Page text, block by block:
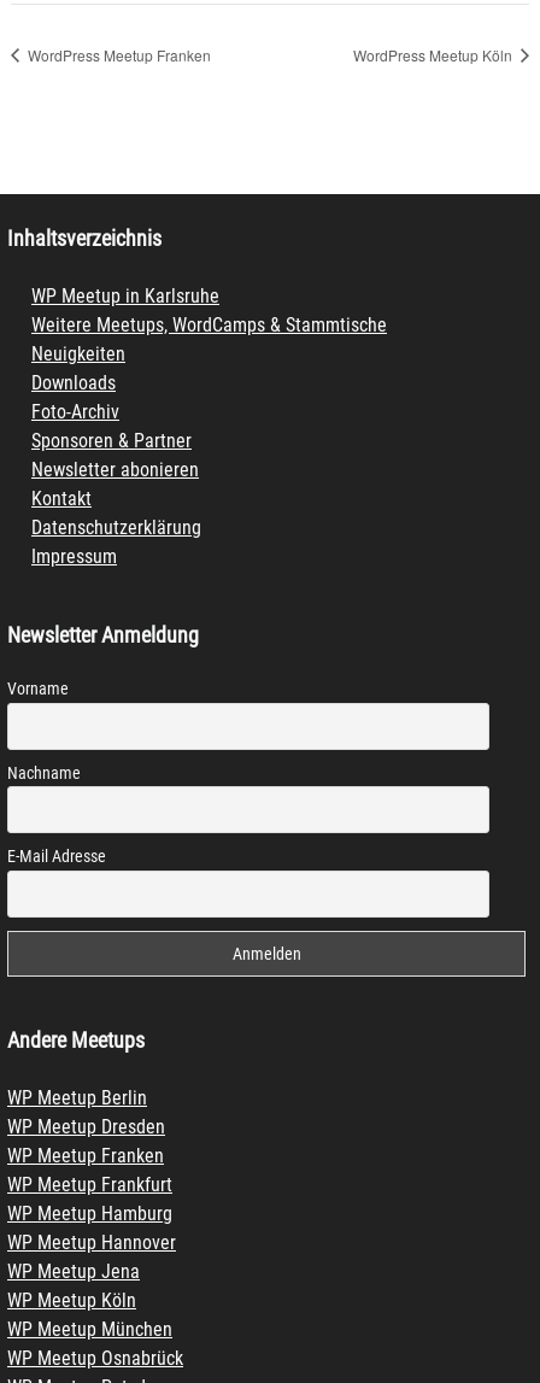
WordPress Meetup Franken WordPress Meetup Köln
Inhaltsverzeichnis
WP Meetup in Karlsruhe
Weitere Meetups, WordCamps & Stammtische
Neuigkeiten
Downloads
Foto-Archiv
Sponsoren & Partner
Newsletter abonieren
Kontakt
Datenschutzerklärung
Impressum
Newsletter Anmeldung
Vorname
Nachname
E-Mail Adresse
Andere Meetups
WP Meetup Berlin
WP Meetup Dresden
WP Meetup Franken
WP Meetup Frankfurt
WP Meetup Hamburg
WP Meetup Hannover
WP Meetup Jena
WP Meetup Köln
WP Meetup München
WP Meetup Osnabrück